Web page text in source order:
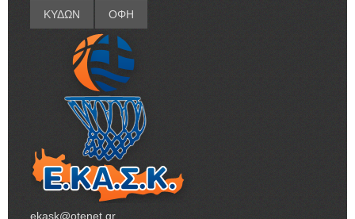
ΚΥΔΩΝ ΟΦΗ
ekask@otenet.gr